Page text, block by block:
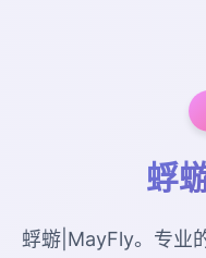
蜉
蜉蝣|MayFly。专业